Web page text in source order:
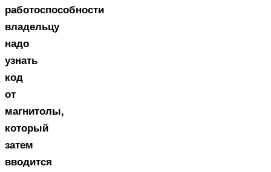
работоспособности
владельцу
надо
узнать
код
от
магнитолы,
который
затем
вводится